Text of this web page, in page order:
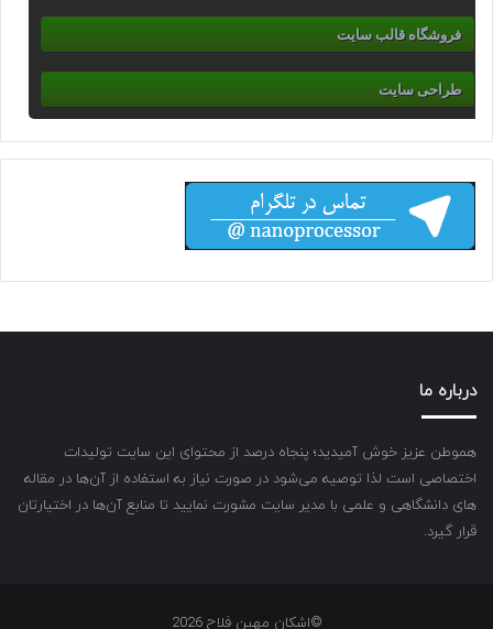
فروشگاه قالب سایت
طراحی سایت
درباره ما
هموطن عزیز خوش آمیدید؛ پنجاه درصد از محتوای این سایت تولیدات
اختصاصی است لذا توصیه می‌شود در صورت نیاز به استفاده از آن‌ها در مقاله
های دانشگاهی و علمی با مدیر سایت مشورت نمایید تا منابع آن‌ها در اختیارتان
قرار گیرد.
©اشکان مهین فلاح 2026